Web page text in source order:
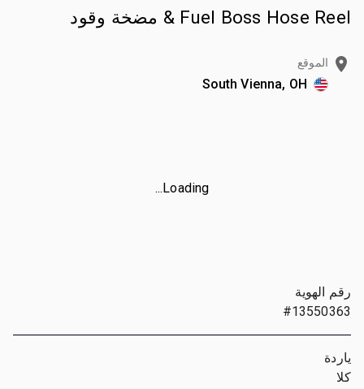
Fuel Boss Hose Reel & مضخة وقود
الموقع
South Vienna, OH
Loading...
رقم الهوية
#13550363
ياردة
كلا